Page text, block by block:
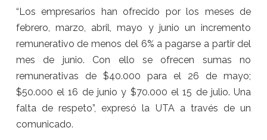
“Los empresarios han ofrecido por los meses de
febrero, marzo, abril, mayo y junio un incremento
remunerativo de menos del 6% a pagarse a partir del
mes de junio. Con ello se ofrecen sumas no
remunerativas de $40.000 para el 26 de mayo;
$50.000 el 16 de junio y $70.000 el 15 de julio. Una
falta de respeto”, expresó la UTA a través de un
comunicado.